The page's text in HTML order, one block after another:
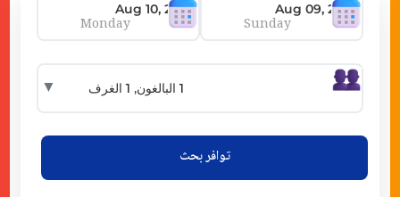
Sunday
Monday
▼
توافر بحث